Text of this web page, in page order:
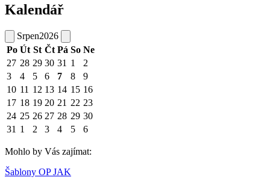
Kalendář
Srpen2026
Po Út St Čt Pá So Ne
27 28 29 30 31 1
2
3
4 5 6 7 8
9
10 11 12 13 14 15 16
17 18 19 20 21 22 23
24 25 26 27 28 29 30
31 1 2 3 4 5 6
Mohlo by Vás zajímat:
Šablony OP JAK